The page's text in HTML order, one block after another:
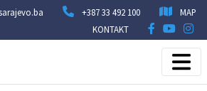
+387 33 492 100
MAP
KONTAKT